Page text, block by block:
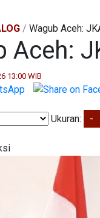
/ Wagub Aceh:
Aceh:
13:00 WIB
Ukuran: -